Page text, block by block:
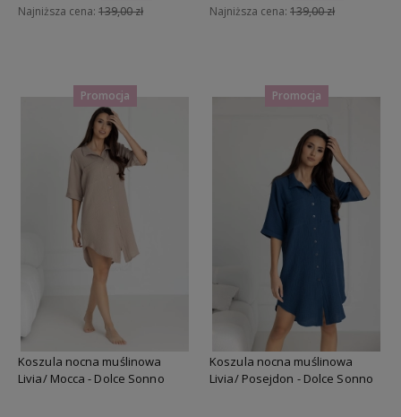
Najniższa cena: 139,00 zł
Najniższa cena: 139,00 zł
Koszula nocna muślinowa
Livia/ Mocca - Dolce Sonno
Promocja
Koszula nocna muślinowa
Livia/ Posejdon - Dolce Sonno
Promocja